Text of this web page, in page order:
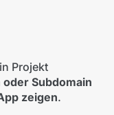
Projekt
oder Subdomain
zeigen.